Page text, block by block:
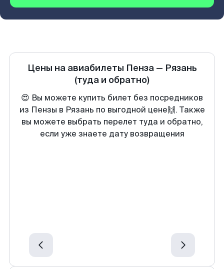
Цены на авиабилеты Пенза— Рязань
(туда и обратно)
😍 Вы можете купить билет без посредников
из Пензы в Рязань по выгодной цене🙌. Также
вы можете выбрать перелет туда и обратно,
если уже знаете дату возвращения